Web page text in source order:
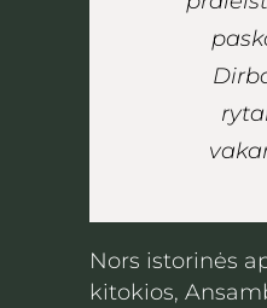
Nors istorinės
kitokios,